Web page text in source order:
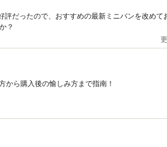
評だったので、おすすめの最新ミニバンを改めて
？
から購入後の愉しみ方まで指南！